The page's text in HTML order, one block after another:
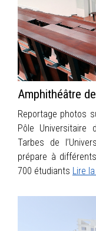
PORTFOLIO
CONTACT
Amphithéâtre
Reportage photos
Pôle Universitaire
Tarbes de
prépare à
700 étudiants Lire